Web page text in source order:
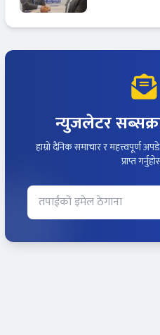
न्युजलेटर
हाम्रो दैनिक समाचार र महत्त्वपूर्ण
प्राप्त